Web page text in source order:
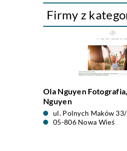
Firmy z
Ola Nguyen
Nguyen
ul. Polnych Maków 33/
05-806 Nowa Wieś